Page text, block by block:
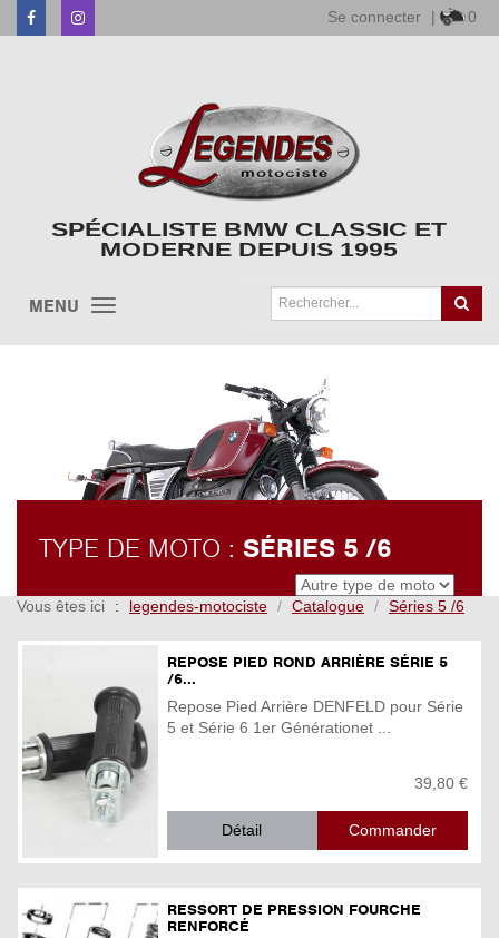
FacebookInstagram Se connecter | 0
SPÉCIALISTE BMW CLASSIC ET
MODERNE DEPUIS 1995
MENU
TYPE DE MOTO : SÉRIES 5 /6
Vous êtes ici legendes-motociste Catalogue Séries 5 /6
REPOSE PIED ROND ARRIÈRE SÉRIE 5
/6...
Repose Pied Arrière DENFELD pour Série
5 et Série 6 1er Générationet ...
39,80 €
Détail
RESSORT DE PRESSION FOURCHE
RENFORCÉ